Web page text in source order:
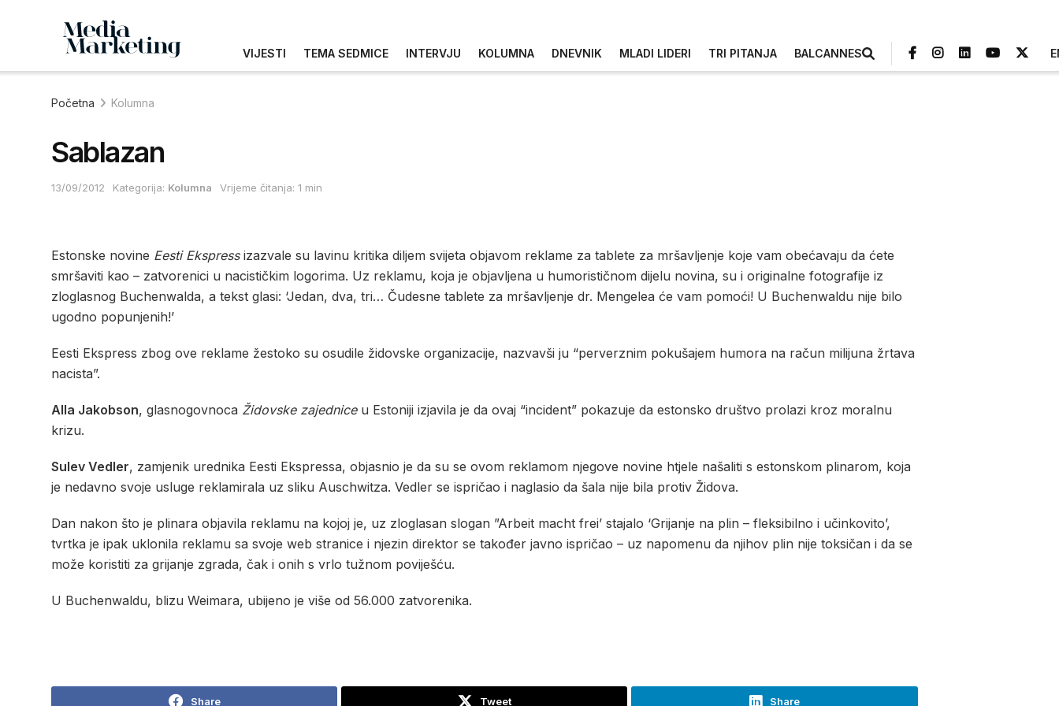
VIJESTI TEMA SEDMICE INTERVJU KOLUMNA DNEVNIK MLADI LIDERI TRI PITANJA BALCANNES
Početna Kolumna
Sablazan
13/09/2012 Kategorija: Kolumna Vrijeme čitanja: 1 min
Estonske novine Eesti Ekspressizazvale su lavinu kritika diljem svijeta objavom reklame za tablete za mršavljenje koje vam obećavaju da ćete
smršaviti kao – zatvorenici u nacističkim logorima. Uz reklamu, koja je objavljena u humorističnom dijelu novina, su i originalne fotografije iz
zloglasnog Buchenwalda, a tekst glasi: ‘Jedan, dva, tri… Čudesne tablete za mršavljenje dr. Mengelea će vam pomoći! U Buchenwaldu nije bilo
ugodno popunjenih!’
Eesti Ekspress zbog ove reklame žestoko su osudile židovske organizacije, nazvavši ju “perverznim pokušajem humora na račun milijuna žrtava
nacista”.
Alla Jakobson, glasnogovnoca Židovske zajednice u Estoniji izjavila je da ovaj “incident” pokazuje da estonsko društvo prolazi kroz moralnu
krizu.
Sulev Vedler, zamjenik urednika Eesti Ekspressa, objasnio je da su se ovom reklamom njegove novine htjele našaliti s estonskom plinarom, koja
je nedavno svoje usluge reklamirala uz sliku Auschwitza. Vedler se ispričao i naglasio da šala nije bila protiv Židova.
Dan nakon što je plinara objavila reklamu na kojoj je, uz zloglasan slogan ”Arbeit macht frei’ stajalo ‘Grijanje na plin – fleksibilno i učinkovito’,
tvrtka je ipak uklonila reklamu sa svoje web stranice i njezin direktor se također javno ispričao – uz napomenu da njihov plin nije toksičan i da se
može koristiti za grijanje zgrada, čak i onih s vrlo tužnom poviješću.
U Buchenwaldu, blizu Weimara, ubijeno je više od 56.000 zatvorenika.
Share Tweet Share